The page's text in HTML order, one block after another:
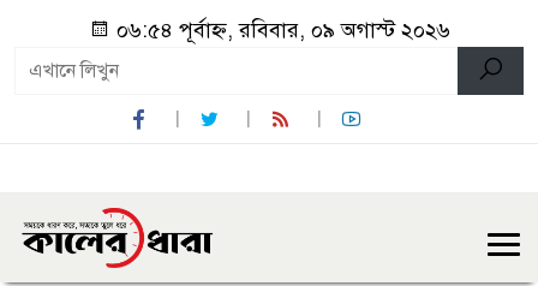
০৬:৫৪ পূর্বাহ্ন, রবিবার, ০৯ অগাস্ট ২০২৬